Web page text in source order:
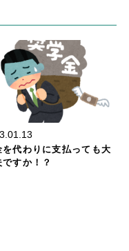
問題
を代わりに支払っても大
ですか！？